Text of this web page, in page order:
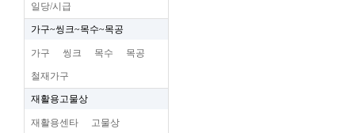
일당/시급
가구~씽크~목수~목공
가구 씽크 목수 목공
철재가구
재활용고물상
재활용센타 고물상